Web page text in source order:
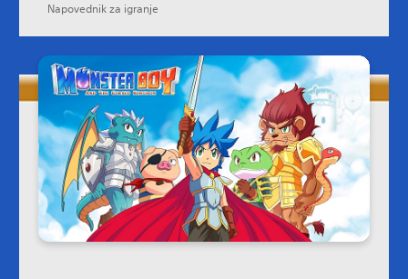
Napovednik za igranje